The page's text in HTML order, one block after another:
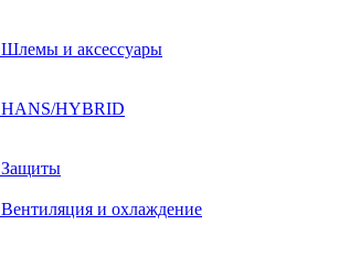
Шлемы и аксессуары
HANS/HYBRID
Защиты
Вентиляция и охлаждение